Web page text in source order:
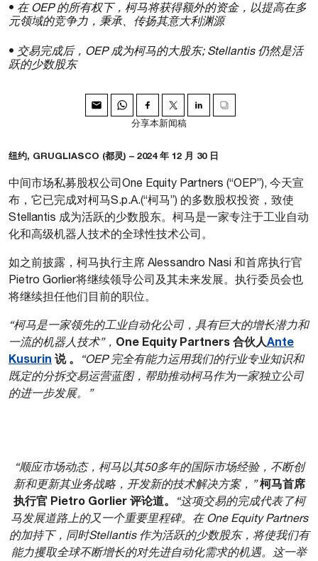
• 在 OEP 的所有权下，柯马将获得额外的资金，以提高在多
元领域的竞争力，秉承、传扬其意大利渊源
• 交易完成后，OEP 成为柯马的大股东; Stellantis 仍然是活
跃的少数股东
分享本新闻稿
纽约, GRUGLIASCO (都灵) – 2024 年 12 月 30 日
中间市场私募股权公司One Equity Partners (“OEP”), 今天宣
布，它已完成对柯马S.p.A.(“柯马”) 的多数股权投资，致使
Stellantis 成为活跃的少数股东。柯马是一家专注于工业自动
化和高级机器人技术的全球性技术公司。
如之前披露，柯马执行主席 Alessandro Nasi 和首席执行官
Pietro Gorlier将继续领导公司及其未来发展。执行委员会也
将继续担任他们目前的职位。
“柯马是一家领先的工业自动化公司，具有巨大的增长潜力和
一流的机器人技术”， One Equity Partners 合伙人Ante
Kusurin 说 。
“OEP 完全有能力运用我们的行业专业知识和
既定的分拆交易运营蓝图，帮助推动柯马作为一家独立公司
的进一步发展。”
“顺应市场动态，柯马以其50多年的国际市场经验，不断创
新和更新其业务战略，开发新的技术解决方案，”柯马首席
执行官 Pietro Gorlier 评论道。
“这项交易的完成代表了柯
马发展道路上的又一个重要里程碑。在 One Equity Partners
的加持下，同时Stellantis 作为活跃的少数股东，将使我们有
能力攫取全球不断增长的对先进自动化需求的机遇。这一举